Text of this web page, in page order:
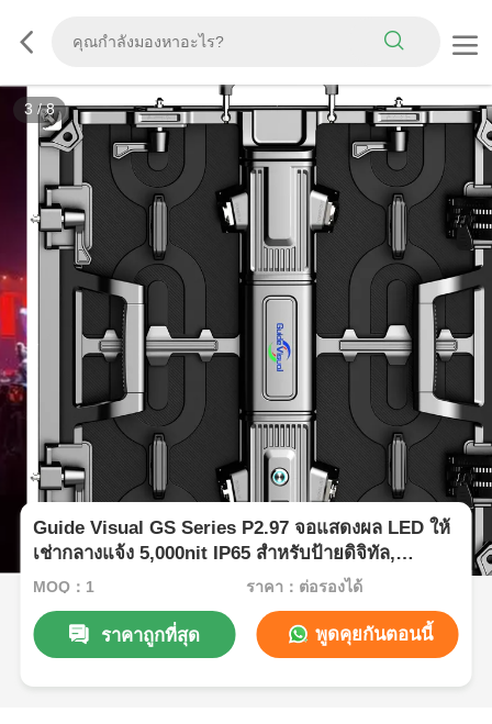
3 /8
Guide Visual GS Series P2.97 จอแสดงผล LED ให้
เช่ากลางแจ้ง 5,000nit IP65 สำหรับป้ายดิจิทัล,
7680Hz Dual Backup
MOQ：1 ราคา：ต่อรองได้
ราคาถูกที่สุด พูดคุยกันตอนนี้